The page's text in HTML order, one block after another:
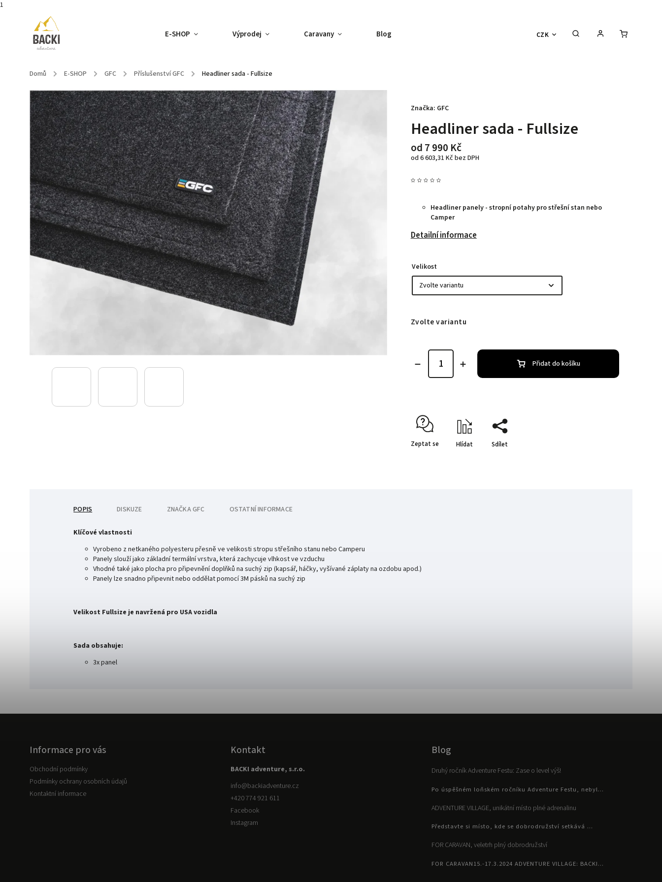
1
CZK
E-SHOP Výprodej Caravany Blog
Domů / E-SHOP / GFC / Příslušenství GFC / Headliner sada - Fullsize
Headliner sada - Fullsize
od 7 990 Kč
od6 603,31 Kčbez DPH
Headliner panely - stropní potahy pro střešní stan nebo
Camper
Detailní informace
Značka: GFC
Velikost
Zvolte variantu
Přidat do košíku
Zeptat se Hlídat Sdílet
POPIS DISKUZE ZNAČKAGFC OSTATNÍ INFORMACE
Klíčové vlastnosti
Vyrobeno z netkaného polyesteru přesně ve velikosti stropu střešního stanu nebo Camperu
Panely slouží jako základní termální vrstva, která zachycuje vlhkost ve vzduchu
Vhodné také jako plocha pro připevnění doplňků na suchý zip (kapsář, háčky, vyšívané záplaty na ozdobu apod.)
Panely lze snadno připevnit nebo oddělat pomocí 3M pásků na suchý zip
Velikost Fullsize je navržená pro USA vozidla
Sada obsahuje:
3x panel
Informace pro vás
Obchodní podmínky
Podmínky ochrany osobních údajů
Kontaktní informace
Kontakt
BACKI adventure, s.r.o.
info@backiadventure.cz
+420 774 921 611
Facebook
Instagram
Blog
Druhý ročník Adventure Festu: Zase o level výš!
Po úspěšném loňském ročníku Adventure Festu, nebyl...
ADVENTURE VILLAGE, unikátní místo plné adrenalinu
Představte si místo, kde se dobrodružství setkává ...
FOR CARAVAN, veletrh plný dobrodružství
FOR CARAVAN15.-17.3.2024 ADVENTURE VILLAGE: BACKI...